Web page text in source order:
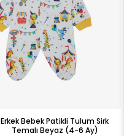
Erkek Bebek Patikli Tulum Sirk
Temalı Beyaz (4-6 Ay)